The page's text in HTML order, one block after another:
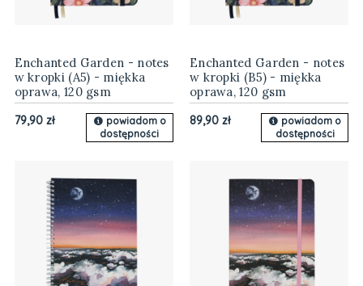
Enchanted Garden - notes
w kropki (A5) - miękka
oprawa, 120 gsm
79,90 zł
powiadom o
dostępności
Enchanted Garden - notes
w kropki (B5) - miękka
oprawa, 120 gsm
89,90 zł
powiadom o
dostępności